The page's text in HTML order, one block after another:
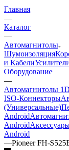
Главная
—
Каталог
—
Автомагнитолы
Шумоизоляция
и Кабели
Оборудование
—
Автомагнитолы
ISO-Коннекторы
(Универсальные)
Android
Android
Android
—Pioneer FH-